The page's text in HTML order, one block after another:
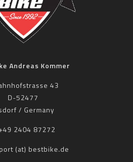
Andreas Kommer
43
D-52477
/ Germany
2404 87272
(at) bestbike.de